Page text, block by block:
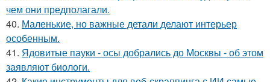
чем они предполагали.
40. Маленькие, но важные детали делают интерьер
особенным.
41. Ядовитые пауки - осы добрались до Москвы - об этом
заявляют биологи.